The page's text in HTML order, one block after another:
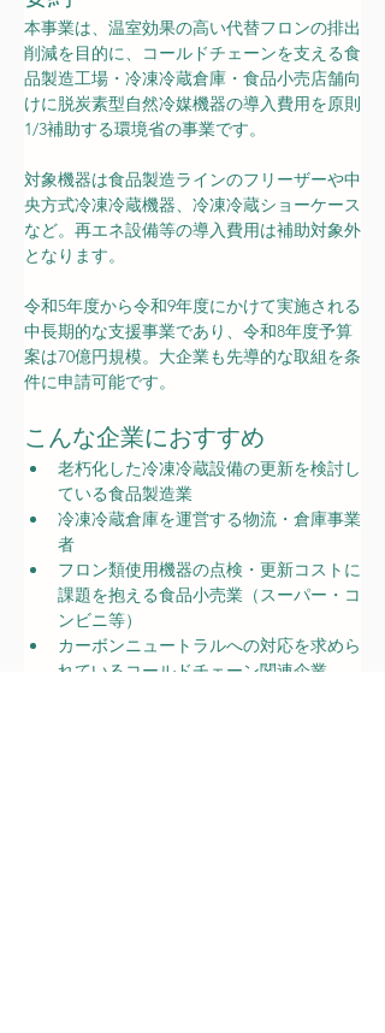
本事業は、温室効果の高い代替フロンの排出
削減を目的に、コールドチェーンを支える食
品製造工場・冷凍冷蔵倉庫・食品小売店舗向
けに脱炭素型自然冷媒機器の導入費用を原則
1/3補助する環境省の事業です。
対象機器は食品製造ラインのフリーザーや中
央方式冷凍冷蔵機器、冷凍冷蔵ショーケース
など。再エネ設備等の導入費用は補助対象外
となります。
令和5年度から令和9年度にかけて実施される
中長期的な支援事業であり、令和8年度予算
案は70億円規模。大企業も先導的な取組を条
件に申請可能です。
こんな企業におすすめ
老朽化した冷凍冷蔵設備の更新を検討し
ている食品製造業
冷凍冷蔵倉庫を運営する物流・倉庫事業
者
フロン類使用機器の点検・更新コストに
課題を抱える食品小売業（スーパー・コ
ンビニ等）
カーボンニュートラルへの対応を求めら
れているコールドチェーン関連企業